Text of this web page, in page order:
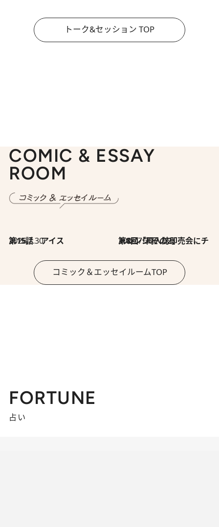
トーク&セッション TOP
COMIC & ESSAY
ROOM
2026.7.30
第15話 アイス 2026.7.30
第8回「同人誌即売会にチャレンジ その2」
コミック＆エッセイルームTOP
FORTUNE
占い